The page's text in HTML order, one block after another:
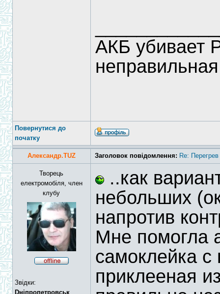
АКБ убивает
Повернутися до
початку
Александр.TUZ Заголовок повідомлення: Re:
Творець
електромобіля, член
клубу
Звідки:
Dніпропетровськ
..как
небольших
напротив
Мне помогла
самоклейка с
приклееная